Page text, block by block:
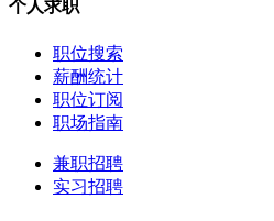
个人求职
职位搜索
薪酬统计
职位订阅
职场指南
兼职招聘
实习招聘